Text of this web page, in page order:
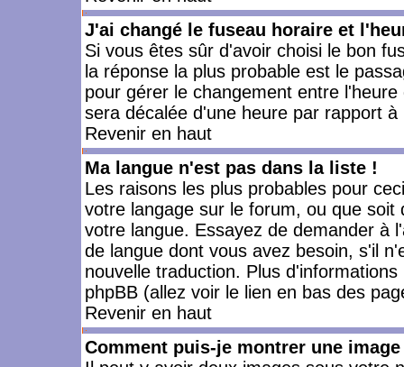
J'ai changé le fuseau horaire et
Si vous êtes sûr d'avoir choisi le bon
la réponse la plus probable est le
pour gérer le changement entre
sera décalée d'une heure par rapport à
Revenir en haut
Ma langue n'est pas dans la liste !
Les raisons les plus probables pour
votre langage sur le forum, ou que
votre langue. Essayez de demander à
de langue dont vous avez besoin, s'il
nouvelle traduction. Plus
phpBB (allez voir le lien en bas des
Revenir en haut
Comment puis-je montrer une